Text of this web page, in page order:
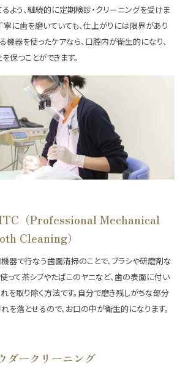
よう、継続的に定期検診・クリーニングを受けま
寧に歯を磨いていても、仕上がりには限界があり
機器を使ったケアなら、口腔内が衛生的になり、
保つことができます。
（Professional Mechanical
Cleaning）
器で行なう歯面清掃のことで、ブラシや研磨剤な
って茶シブやたばこのヤニなど、歯の表面に付い
を取り除く方法です。自分で磨き残しがちな部分
を落とせるので、お口の中が衛生的になります。
ダークリーニング